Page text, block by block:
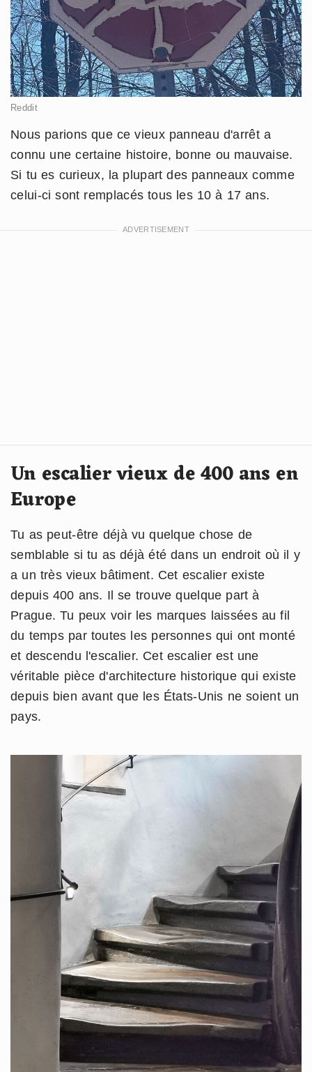
Reddit
Nous parions que ce vieux panneau d'arrêt a
connu une certaine histoire, bonne ou mauvaise.
Si tu es curieux, la plupart des panneaux comme
celui-ci sont remplacés tous les 10 à 17 ans.
Un escalier vieux de 400 ans en
Europe
Tu as peut-être déjà vu quelque chose de
semblable si tu as déjà été dans un endroit où il y
a un très vieux bâtiment. Cet escalier existe
depuis 400 ans. Il se trouve quelque part à
Prague. Tu peux voir les marques laissées au fil
du temps par toutes les personnes qui ont monté
et descendu l'escalier. Cet escalier est une
véritable pièce d'architecture historique qui existe
depuis bien avant que les États-Unis ne soient un
pays.